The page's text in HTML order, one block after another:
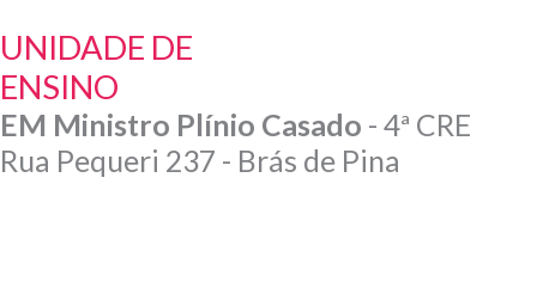
UNIDADE DE
ENSINO
EM Ministro Plínio Casado - 4ª CRE
Rua Pequeri 237 - Brás de Pina